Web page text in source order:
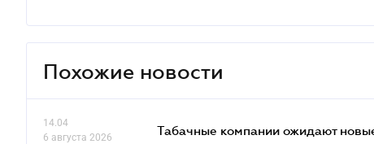
Похожие новости
14.04
6 августа 2026
Табачные компании ожидают